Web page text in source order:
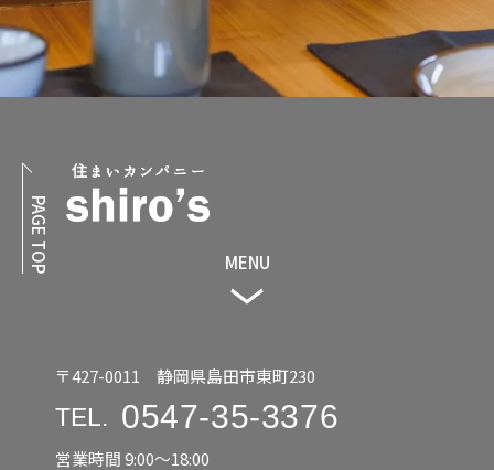
MENU
〒427-0011 静岡県島田市東町230
TEL. 0547-35-3376
営業時間 9:00〜18:00
PAGE TOP